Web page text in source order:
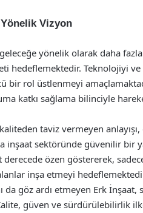
Vizyon
yönelik olarak daha
hedeflemektedir. Teknolojiyi
bir rol üstlenmeyi
katkı sağlama bilinciyle
taviz vermeyen
inşaat sektöründe güvenilir bir
özen göstererek,
inşa etmeyi
da göz ardı etmeyen Erk
güven ve sürdürülebilirlik